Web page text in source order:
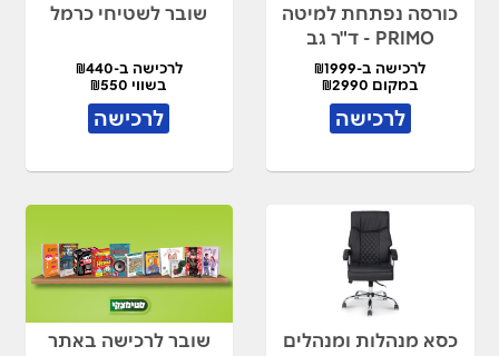
כורסה נפתחת למיטה
PRIMO - ד"ר גב
לרכישה ב-₪1999
במקום ₪2990
לרכישה
שובר לשטיחי כרמל
לרכישה ב-₪440
בשווי ₪550
לרכישה
כסא מנהלות ומנהלים
שובר לרכישה באתר